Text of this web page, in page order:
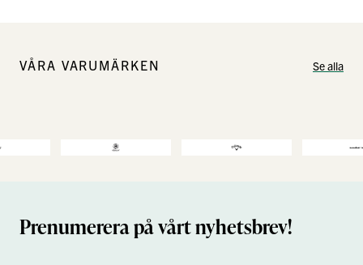
VÅRA VARUMÄRKEN Se alla
Prenumerera på vårt nyhetsbrev!